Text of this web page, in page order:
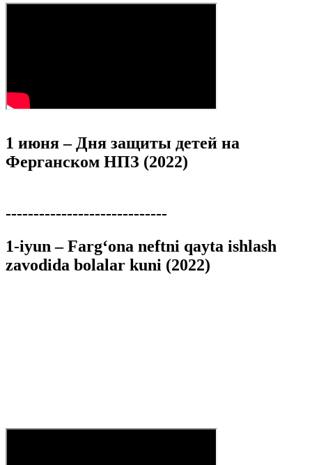
1 июня – Дня защиты детей на
Ферганском НПЗ (2022)
-----------------------------
1-iyun – Farg‘ona neftni qayta ishlash
zavodida bolalar kuni (2022)